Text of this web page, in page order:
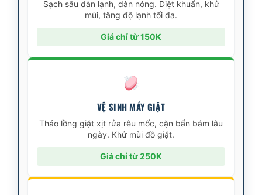
Sạch sâu dàn lạnh, dàn nóng. Diệt khuẩn, khử
mùi, tăng độ lạnh tối đa.
Giá chỉ từ 150K
VỆ SINH MÁY GIẶT
Tháo lồng giặt xịt rửa rêu mốc, cặn bẩn bám lâu
ngày. Khử mùi đồ giặt.
Giá chỉ từ 250K